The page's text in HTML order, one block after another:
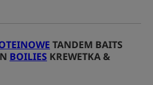
TANDEM BAITS
BOILIES KREWETKA &